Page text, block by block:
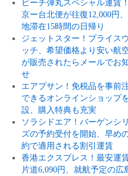
ピーチ弾丸スペシャル運賃
京ー台北便が往復12,000円
地滞在15時間の日帰り
ジェットスター！プライス
ッチ、希望価格より安い航
が販売されたらメールでお
せ
エアプサン！免税品を事前
できるオンラインショップ
設、購入特典も充実
ソラシドエア！バーゲンシ
ズの予約受付を開始、早め
約で適用される割引運賃
香港エクスプレス！最安運
片道6,090円、就航予定の広